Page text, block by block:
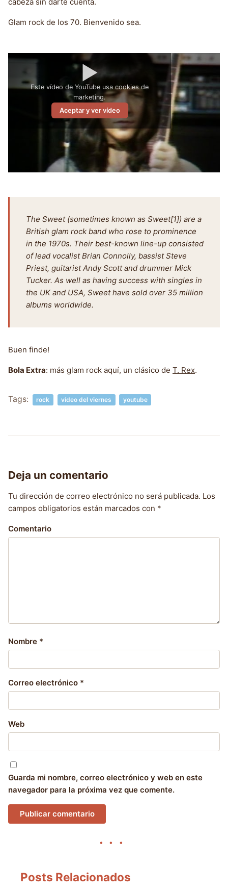
Glam rock de los 70. Bienvenido sea.
▶
Este vídeo de YouTube usa cookies de
marketing.
Aceptar y ver vídeo
The Sweet (sometimes known as Sweet[1]) are a
British glam rock band who rose to prominence
in the 1970s. Their best-known line-up consisted
of lead vocalist Brian Connolly, bassist Steve
Priest, guitarist Andy Scott and drummer Mick
Tucker. As well as having success with singles in
the UK and USA, Sweet have sold over 35 million
albums worldwide.
Buen finde!
Bola Extra: más glam rock aquí, un clásico de T. Rex.
Tags: rock vídeo del viernes youtube
Deja un comentario
Tu dirección de correo electrónico no será publicada. Los
campos obligatorios están marcados con *
Comentario
Nombre *
Correo electrónico *
Web
Guarda mi nombre, correo electrónico y web en este
navegador para la próxima vez que comente.
Posts Relacionados